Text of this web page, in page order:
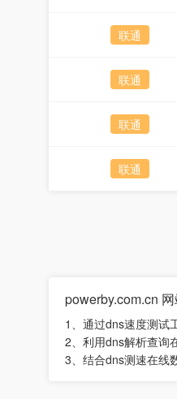
联通
联通
联通
联通
powerby.com.cn
1、通过dns速度测试
2、利用dns解析查询
3、结合dns测速在线